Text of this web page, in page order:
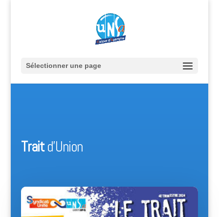
Sélectionner une page
Traitd’Union